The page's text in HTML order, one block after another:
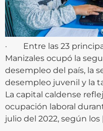
· Entre las 23
Manizales ocupó la
desempleo del país, la
desempleo juvenil y la
La capital caldense
ocupación laboral
julio del 2022, según los